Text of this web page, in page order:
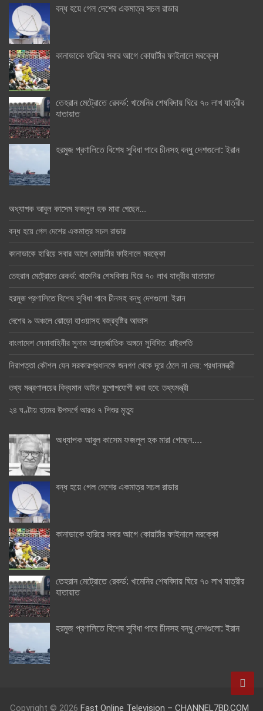
বন্ধ হয়ে গেল দেশের একমাত্র সচল রাডার
কানাডাকে হারিয়ে সবার আগে কোয়ার্টার ফাইনালে মরক্কো
তেহরান মেট্রোতে রেকর্ড: খামেনির শেষবিদায় ঘিরে ৭০ লাখ যাত্রীর
যাতায়াত
হরমুজ প্রণালিতে বিশেষ সুবিধা পাবে চীনসহ বন্ধু দেশগুলো: ইরান
অধ্যাপক আবুল কাসেম ফজলুল হক মারা গেছেন….
বন্ধ হয়ে গেল দেশের একমাত্র সচল রাডার
কানাডাকে হারিয়ে সবার আগে কোয়ার্টার ফাইনালে মরক্কো
তেহরান মেট্রোতে রেকর্ড: খামেনির শেষবিদায় ঘিরে ৭০ লাখ যাত্রীর যাতায়াত
হরমুজ প্রণালিতে বিশেষ সুবিধা পাবে চীনসহ বন্ধু দেশগুলো: ইরান
দেশের ৯ অঞ্চলে ঝোড়ো হাওয়াসহ বজ্রবৃষ্টির আভাস
বাংলাদেশ সেনাবাহিনীর সুনাম আন্তর্জাতিক অঙ্গনে সুবিদিত: রাষ্ট্রপতি
নিরাপত্তা কৌশল যেন সরকারপ্রধানকে জনগণ থেকে দূরে ঠেলে না দেয়: প্রধানমন্ত্রী
তথ্য মন্ত্রণালয়ের বিদ্যমান আইন যুগোপযোগী করা হবে: তথ্যমন্ত্রী
২৪ ঘণ্টায় হামের উপসর্গে আরও ৭ শিশুর মৃত্যু
অধ্যাপক আবুল কাসেম ফজলুল হক মারা গেছেন….
বন্ধ হয়ে গেল দেশের একমাত্র সচল রাডার
কানাডাকে হারিয়ে সবার আগে কোয়ার্টার ফাইনালে মরক্কো
তেহরান মেট্রোতে রেকর্ড: খামেনির শেষবিদায় ঘিরে ৭০ লাখ যাত্রীর
যাতায়াত
হরমুজ প্রণালিতে বিশেষ সুবিধা পাবে চীনসহ বন্ধু দেশগুলো: ইরান
Copyright © 2026 Fast Online Television – CHANNEL7BD.COM